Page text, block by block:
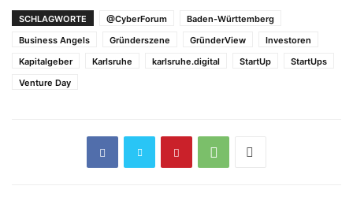
SCHLAGWORTE @CyberForum
Baden-Württemberg
Business Angels
Gründerszene GründerView
Investoren
Kapitalgeber
Karlsruhe karlsruhe.digital StartUp
StartUps
Venture Day